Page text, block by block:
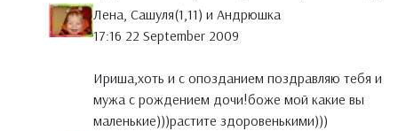
Лена, Сашуля(1,11) и Андрюшка
17:16 22 September 2009
Ириша,хоть и с опозданием поздравляю тебя и
мужа с рождением дочи!боже мой какие вы
маленькие)))растите здоровенькими)))